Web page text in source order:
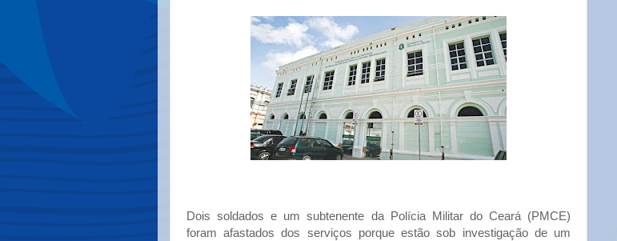
Dois soldados e um subtenente da Polícia Militar do Ceará (PMCE)
foram afastados dos serviços porque estão sob investigação de um